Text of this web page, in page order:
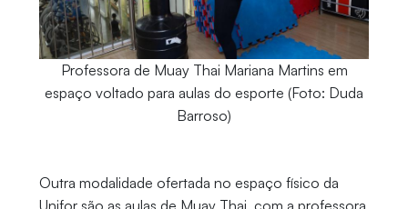
Professora de Muay Thai Mariana Martins em
espaço voltado para aulas do esporte (Foto: Duda
Barroso)
Outra modalidade ofertada no espaço físico da